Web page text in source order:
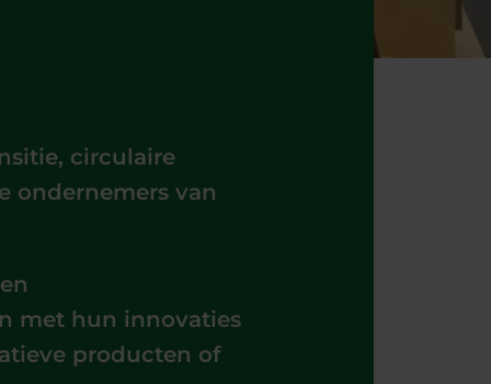
circulaire
ondernemers van
met hun innovaties
producten of